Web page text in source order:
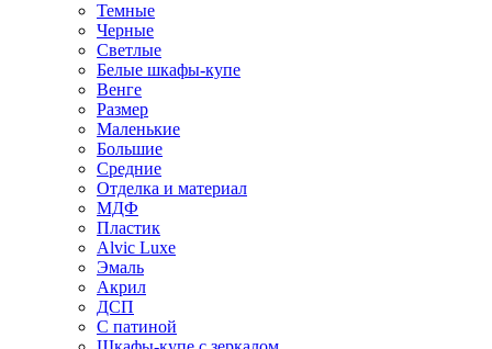
Темные
Черные
Светлые
Белые шкафы-купе
Венге
Размер
Маленькие
Большие
Средние
Отделка и материал
МДФ
Пластик
Alvic Luxe
Эмаль
Акрил
ДСП
С патиной